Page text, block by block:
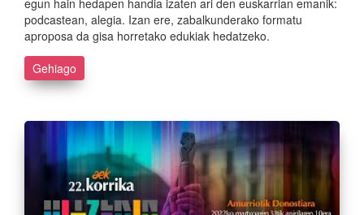
egun hain hedapen handia izaten ari den euskarrian emanik:
podcastean, alegia. Izan ere, zabalkunderako formatu
aproposa da gisa horretako edukiak hedatzeko.
Gehiago